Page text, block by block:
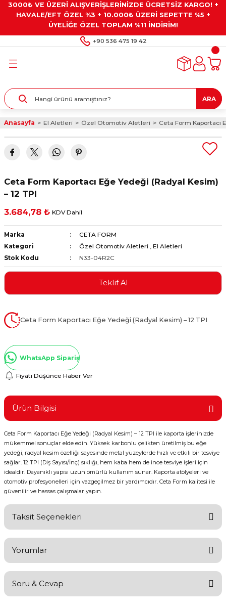
3000₺ VE ÜZERİ ALIŞVERİŞLERİNİZDE ÜCRETSİZ KARGO! +
HAVALE/EFT ÖZEL %3 + 10.000₺ ÜZERİ SEPETTE %5 +
ÜYELİĞE ÖZEL TOPLAM %11 İNDİRİM!
+90 536 475 19 42
Geri Dön
Kaplamalar
Geri Dön
Geri Dön
Gresler
Geri Dön
Alet Setleri
ve Multimetreler
ve Penseler
Geri Dön
Taşları ve
ARA
Anasayfa El Aletleri Özel Otomotiv Aletleri Ceta Form Kaportacı
Ceta Form Kaportacı Eğe Yedeği (Radyal Kesim)
– 12 TPI
3.684,78 ₺ KDV Dahil
Marka
CETA FORM
Kategori
Özel Otomotiv Aletleri , El Aletleri
Stok Kodu
N33-04R2C
Teklif Al
Ceta Form Kaportacı Eğe Yedeği (Radyal Kesim) – 12 TPI
WhatsApp Sipariş
Fiyatı Düşünce Haber Ver
Ürün Bilgisi
Ceta Form Kaportacı Eğe Yedeği (Radyal Kesim) – 12 TPI ile kaporta işlerinizde
mükemmel sonuçlar elde edin. Yüksek karbonlu çelikten üretilmiş bu eğe
yedeği, radyal kesim özelliği sayesinde metal yüzeylerde hızlı ve etkili bir tesviye
sağlar. 12 TPI (Diş Sayısı/İnç) sıklığı, hem kaba hem de ince tesviye işleri için
idealdir. Dayanıklı yapısı uzun ömürlü kullanım sunar. Kaporta atölyeleri ve
otomotiv profesyonelleri için vazgeçilmez bir yardımcıdır. Ceta Form kalitesi ile
güvenilir ve hassas çalışmalar yapın.
Taksit Seçenekleri
Yorumlar
Soru & Cevap